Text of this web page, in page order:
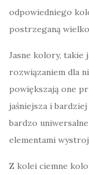
odpowiedniego
postrzeganą
Jasne kolory, takie
rozwiązaniem dla
powiększają one
jaśniejsza i
bardzo
elementami
Z kolei ciemne